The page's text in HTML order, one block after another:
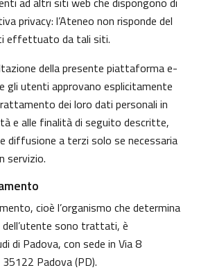
privacy: l’Ateneo non risponde del
effettuato da tali siti.
della presente piattaforma e-
gli utenti approvano esplicitamente
dei loro dati personali in
e alle finalità di seguito descritte,
diffusione a terzi solo se necessaria
servizio.
cioè l’organismo che determina
dell’utente sono trattati, è
di Padova, con sede in Via 8
Padova (PD).